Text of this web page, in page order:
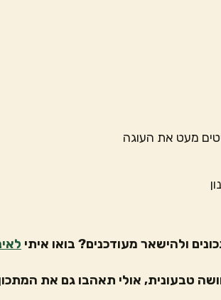
מעט את העוגה
ולהישאר מעודכנים? בואו איתי
טבעונית, אולי תאהבו גם את